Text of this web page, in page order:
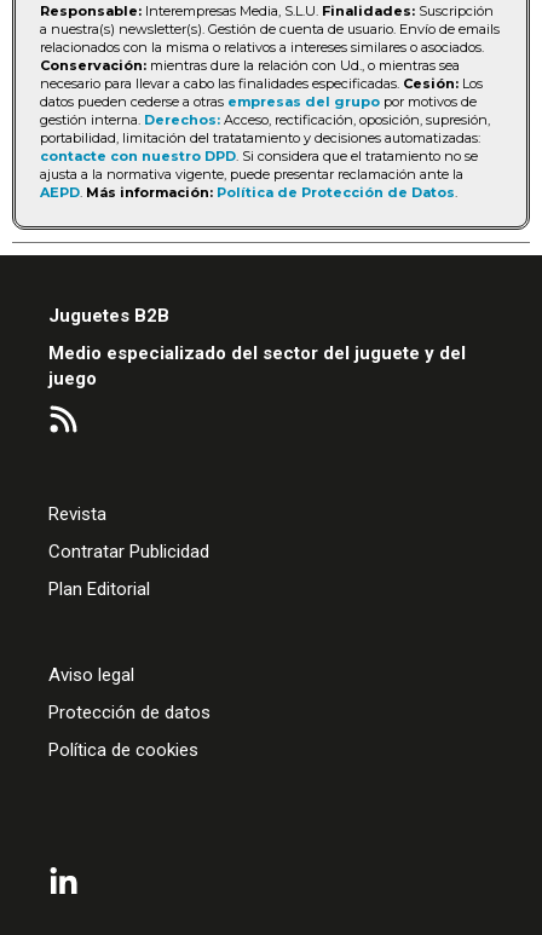
Responsable: Interempresas Media, S.L.U. Finalidades: Suscripción
a nuestra(s) newsletter(s). Gestión de cuenta de usuario. Envío de emails
relacionados con la misma o relativos a intereses similares o asociados.
Conservación: mientras dure la relación con Ud., o mientras sea
necesario para llevar a cabo las finalidades especificadas. Cesión: Los
datos pueden cederse a otras empresas del grupo por motivos de
gestión interna. Derechos: Acceso, rectificación, oposición, supresión,
portabilidad, limitación del tratatamiento y decisiones automatizadas:
contacte con nuestro DPD . Si considera que el tratamiento no se
ajusta a la normativa vigente, puede presentar reclamación ante la
AEPD Más información: Política de Protección de Datos
Juguetes B2B
Medio especializado del sector del juguete y del
juego
Revista
Contratar Publicidad
Plan Editorial
Aviso legal
Protección de datos
Política de cookies